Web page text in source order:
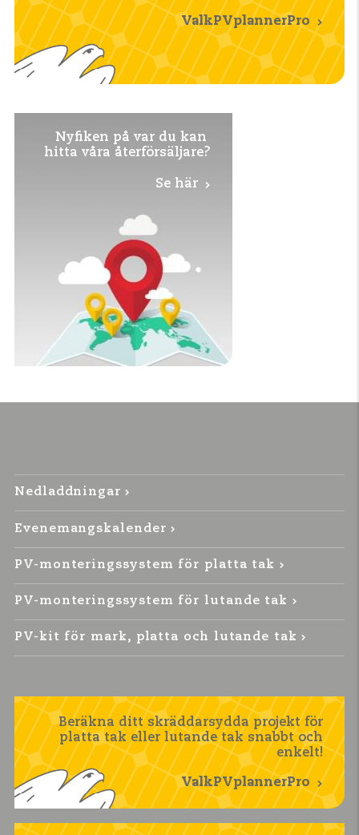
ValkPVplannerPro
Nyfiken på var du kan
hitta våra återförsäljare?
Se här
Nedladdningar
Evenemangskalender
PV-monteringssystem för platta tak
PV-monteringssystem för lutande tak
PV-kit för mark, platta och lutande tak
Beräkna ditt skräddarsydda projekt för
platta tak eller lutande tak snabbt och
enkelt!
ValkPVplannerPro